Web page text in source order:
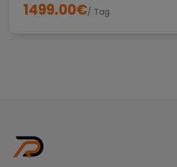
1499.00€/ Tag